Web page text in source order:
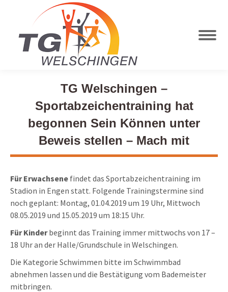
TG Welschingen –
Sportabzeichentraining hat
begonnen Sein Können unter
Beweis stellen – Mach mit
Für Erwachsene findet das Sportabzeichentraining im
Stadion in Engen statt. Folgende Trainingstermine sind
noch geplant: Montag, 01.04.2019 um 19 Uhr, Mittwoch
08.05.2019 und 15.05.2019 um 18:15 Uhr.
Für Kinderbeginnt das Training immer mittwochs von 17 –
18 Uhr an der Halle/Grundschule in Welschingen.
Die Kategorie Schwimmen bitte im Schwimmbad
abnehmen lassen und die Bestätigung vom Bademeister
mitbringen.